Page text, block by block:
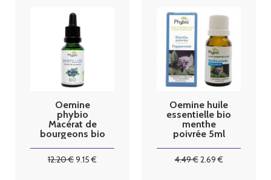
Oemine
phybio
Macérat de
bourgeons bio
12.20€9.15 €
Oemine huile
essentielle bio
menthe
poivrée 5ml
4.49€2.69€